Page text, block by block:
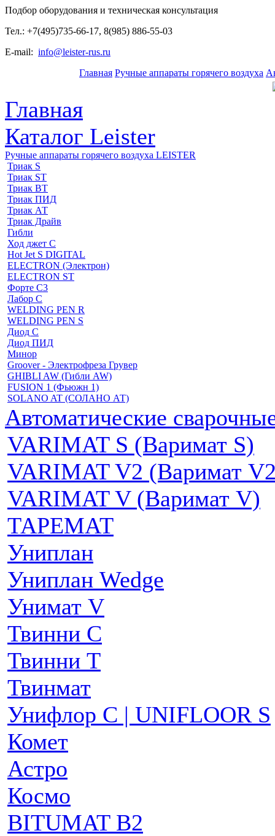
Подбор оборудования и техническая консультация
Тел.: +7(495)735-66-17, 8(985) 886-55-03
E-mail: info@leister-rus.ru
Главная Ручные аппараты горячего воздуха
Главная
Каталог Leister
Ручные аппараты горячего воздуха LEISTER
Триак S
Триак ST
Триак ВТ
Триак ПИД
Триак АТ
Триак Драйв
Гибли
Ход джет С
Hot Jet S DIGITAL
ELECTRON (Электрон)
ELECTRON ST
Форте С3
Лабор С
WELDING PEN R
WELDING PEN S
Диод С
Диод ПИД
Минор
Groover - Электрофреза Грувер
GHIBLI AW (Гибли AW)
FUSION 1 (Фьюжн 1)
SOLANO AT (СОЛАНО АТ)
Автоматические
VARIMAT S (Варимат S)
VARIMAT V2 (Варимат
VARIMAT V (Варимат V)
ТАРЕМАТ
Униплан
Униплан Wedge
Унимат V
Твинни С
Твинни Т
Твинмат
Унифлор C | UNIFLOOR S
Комет
Астро
Космо
BITUMAT B2